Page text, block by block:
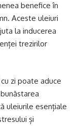
benefice în
Aceste uleiuri
la inducerea
trezirilor
zi poate aduce
uleiurile esențiale
și